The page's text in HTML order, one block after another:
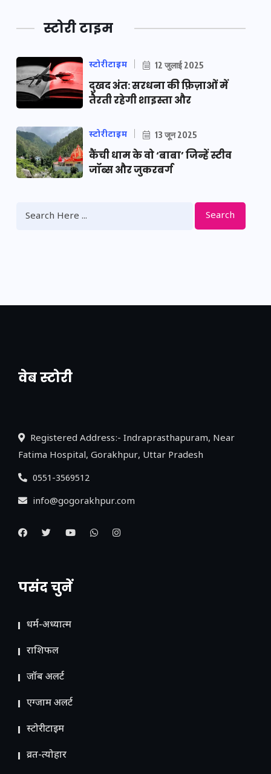
स्टोरी टाइम
स्टोरीटाइम 12 जुलाई 2025
दुखद अंत: सरधना की फ़िज़ाओं में
तैरती रहेगी शाइस्ता और
स्टोरीटाइम 13 जून 2025
कैंची धाम के वो ‘बाबा’ जिन्हें स्टीव
जॉब्स और जुकरबर्ग
Search
वेब स्टोरी
नया एक्सप्रेसवे: पूर्वांचल का लक, डेवलपमेंट का
Registered Address:- Indraprasthapuram, Near
Fatima Hospital, Gorakhpur, Uttar Pradesh
0551-3569512
info@gogorakhpur.com
पसंद चुनें
धर्म-अध्यात्म
राशिफल
जॉब अलर्ट
एग्जाम अलर्ट
स्टोरीटाइम
व्रत-त्योहार